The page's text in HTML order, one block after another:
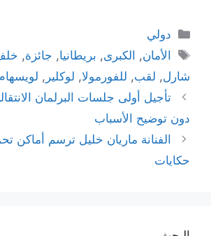
التصنيفات
دولي
الوسوم
الأمان, الكبرى, بريطانيا, جائزة,
شارل, لقب, للفورمولا, لوكلير ,
تأجيل أولى جلسات البرلمان
دون توضيح الأسباب
الفنانة ماريان خليل ترسم أماكن
حكايات